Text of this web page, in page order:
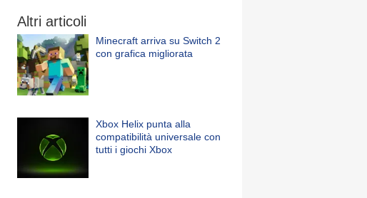
Altri articoli
Minecraft arriva su Switch 2
con grafica migliorata
Xbox Helix punta alla
compatibilità universale con
tutti i giochi Xbox